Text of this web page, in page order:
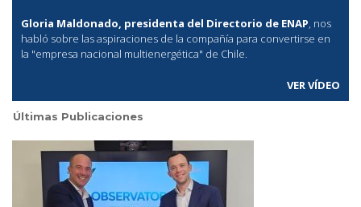
Gloria Maldonado, presidenta del Directorio de ENAP, nos
habló sobre las aspiraciones de la compañía para convertirse en
la "empresa nacional multienergética" de Chile.
VER VÍDEO
Últimas Publicaciones